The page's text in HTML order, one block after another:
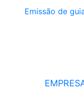
Emissão de